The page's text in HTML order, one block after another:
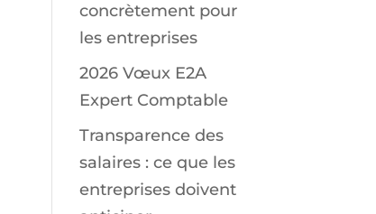
concrètement pour
les entreprises
2026 Vœux E2A
Expert Comptable
Transparence des
salaires : ce que les
entreprises doivent